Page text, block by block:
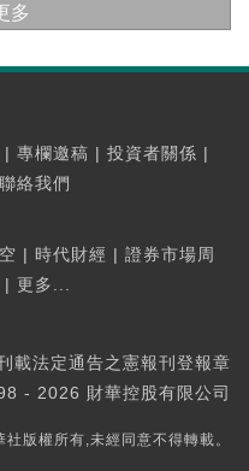
多
| 專欄邀稿 | 投資者關係 |
聯絡我們
| 時代財經 | 證券市場周
| 更多...
載法定通告之憲報刊登報章
- 2026 財華控股有限公司
社版權所有,未經同意不得轉載。